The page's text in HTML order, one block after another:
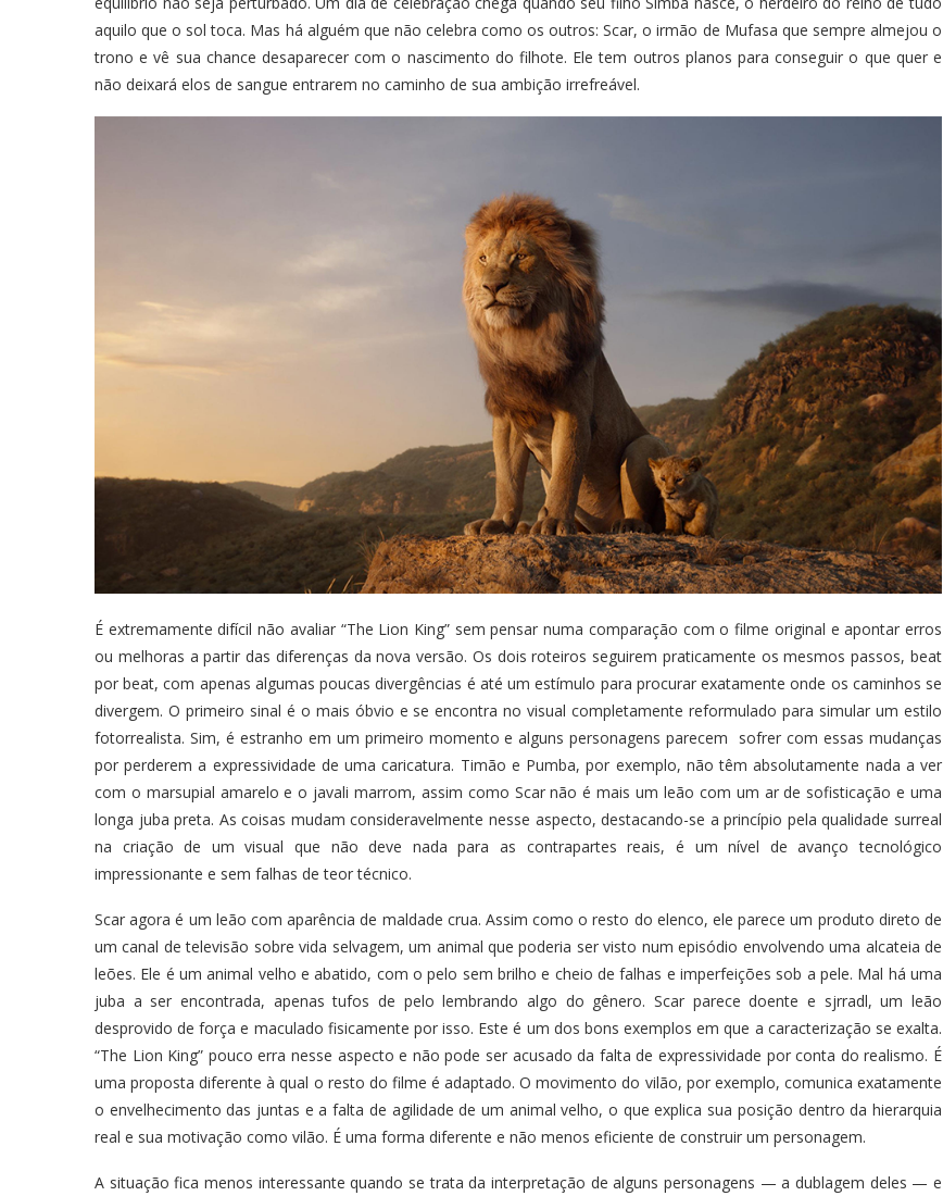
aquilo que o sol toca. Mas há alguém que não celebra como os outros: Scar, o irmão de Mufasa que sempre almejou o
trono e vê sua chance desaparecer com o nascimento do filhote. Ele tem outros planos para conseguir o que quer e
não deixará elos de sangue entrarem no caminho de sua ambição irrefreável.
É extremamente difícil não avaliar “The Lion King” sem pensar numa comparação com o filme original e apontar erros
ou melhoras a partir das diferenças da nova versão. Os dois roteiros seguirem praticamente os mesmos passos, beat
por beat, com apenas algumas poucas divergências é até um estímulo para procurar exatamente onde os caminhos se
divergem. O primeiro sinal é o mais óbvio e se encontra no visual completamente reformulado para simular um estilo
fotorrealista. Sim, é estranho em um primeiro momento e alguns personagens parecem sofrer com essas mudanças
por perderem a expressividade de uma caricatura. Timão e Pumba, por exemplo, não têm absolutamente nada a ver
com o marsupial amarelo e o javali marrom, assim como Scar não é mais um leão com um ar de sofisticação e uma
longa juba preta. As coisas mudam consideravelmente nesse aspecto, destacando-se a princípio pela qualidade surreal
na criação de um visual que não deve nada para as contrapartes reais, é um nível de avanço tecnológico
impressionante e sem falhas de teor técnico.
Scar agora é um leão com aparência de maldade crua. Assim como o resto do elenco, ele parece um produto direto de
um canal de televisão sobre vida selvagem, um animal que poderia ser visto num episódio envolvendo uma alcateia de
leões. Ele é um animal velho e abatido, com o pelo sem brilho e cheio de falhas e imperfeições sob a pele. Mal há uma
juba a ser encontrada, apenas tufos de pelo lembrando algo do gênero. Scar parece doente e sjrradl, um leão
desprovido de força e maculado fisicamente por isso. Este é um dos bons exemplos em que a caracterização se exalta.
“The Lion King” pouco erra nesse aspecto e não pode ser acusado da falta de expressividade por conta do realismo. É
uma proposta diferente à qual o resto do filme é adaptado. O movimento do vilão, por exemplo, comunica exatamente
o envelhecimento das juntas e a falta de agilidade de um animal velho, o que explica sua posição dentro da hierarquia
real e sua motivação como vilão. É uma forma diferente e não menos eficiente de construir um personagem.
A situação fica menos interessante quando se trata da interpretação de alguns personagens — a dublagem deles — e